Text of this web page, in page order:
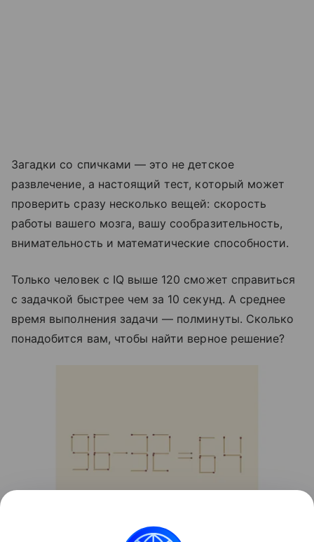
Загадки со спичками — это не детское
развлечение, а настоящий тест, который может
проверить сразу несколько вещей: скорость
работы вашего мозга, вашу сообразительность,
внимательность и математические способности.
Только человек с IQ выше 120 сможет справиться
с задачкой быстрее чем за 10 секунд. А среднее
время выполнения задачи — полминуты. Сколько
понадобится вам, чтобы найти верное решение?